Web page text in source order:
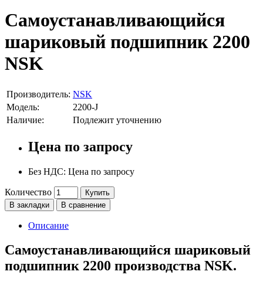
Самоустанавливающийся
шариковый подшипник 2200
NSK
Производитель: NSK
Модель:
2200-J
Наличие:
Подлежит уточнению
Цена по запросу
Без НДС: Цена по запросу
Количество
Купить
В закладки
В сравнение
Описание
Самоустанавливающийся шариковый
подшипник 2200 производства NSK.